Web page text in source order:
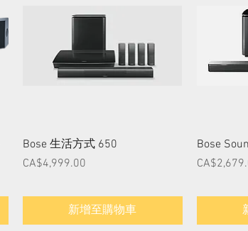
快速瀏覽
Bose 生活方式 650
價格
CA$4,999.00
新增至購物車
Bose
價格